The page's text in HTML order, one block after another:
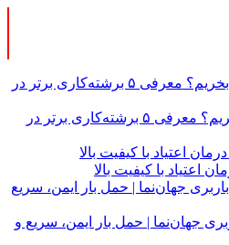
قهوه باکیفیت از کجا بخریم؟ معرفی ۵ برشته‌کاری برتر در
جهان‌نما | حمل بار ایمن، سریع و